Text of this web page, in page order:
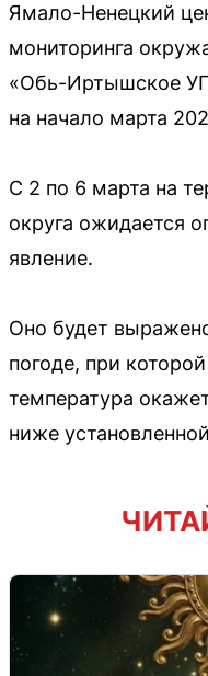
Ямало-Ненецкий
мониторинга
«Обь-Иртышское
на начало марта
С 2 по 6 марта на
округа ожидается
явление.
Оно будет
погоде, при
температура
ниже